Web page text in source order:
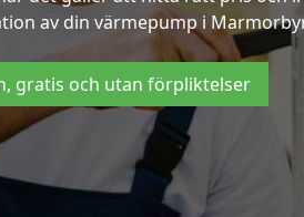
av din värmepump i
gratis och utan förpliktelser